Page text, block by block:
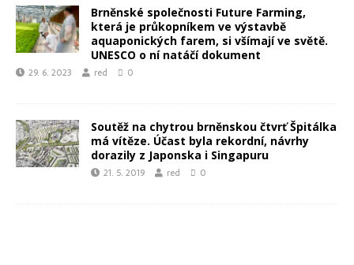
Brněnské společnosti Future Farming,
která je průkopníkem ve výstavbě
aquaponických farem, si všímají ve světě.
UNESCO o ní natáčí dokument
29. 6. 2023 red 0
Soutěž na chytrou brněnskou čtvrť Špitálka
má vítěze. Účast byla rekordní, návrhy
dorazily z Japonska i Singapuru
21. 5. 2019 red 0